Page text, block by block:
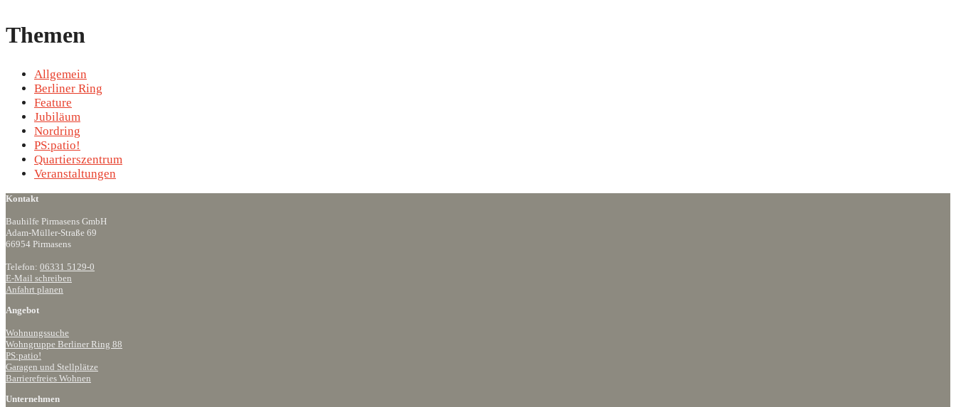
Themen
Allgemein
Berliner Ring
Feature
Jubiläum
Nordring
PS:patio!
Quartierszentrum
Veranstaltungen
Kontakt
Bauhilfe Pirmasens GmbH
Adam-Müller-Straße 69
66954 Pirmasens
Telefon: 06331 5129-0
E-Mail schreiben
Anfahrt planen
Angebot
Wohnungssuche
Wohngruppe Berliner Ring 88
PS:patio!
Garagen und Stellplätze
Barrierefreies Wohnen
Unternehmen